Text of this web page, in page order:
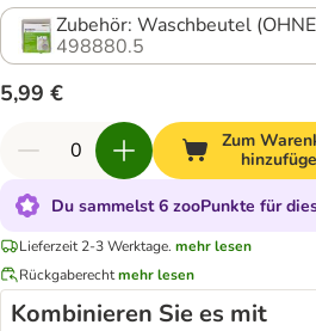
Zubehör: Waschbeutel
498880.5
5,99 €
Zum
Du sammelst 6 zooPunkte für
Lieferzeit 2-3 Werktage. mehr lesen
Rückgaberechtmehr lesen
Kombinieren Sie es mit